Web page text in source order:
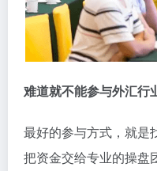
难道就不能参与外汇行
最好的参与方式，就是
把资金交给专业的操盘